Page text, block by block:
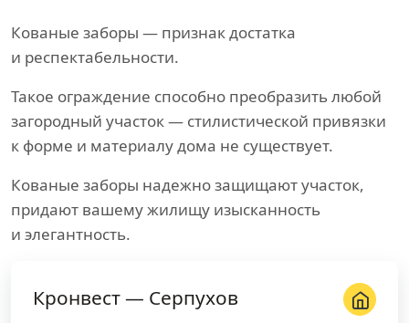
Кованые заборы — признак достатка
и респектабельности.
Такое ограждение способно преобразить любой
загородный участок — стилистической привязки
к форме и материалу дома не существует.
Кованые заборы надежно защищают участок,
придают вашему жилищу изысканность
и элегантность.
Кронвест — Серпухов